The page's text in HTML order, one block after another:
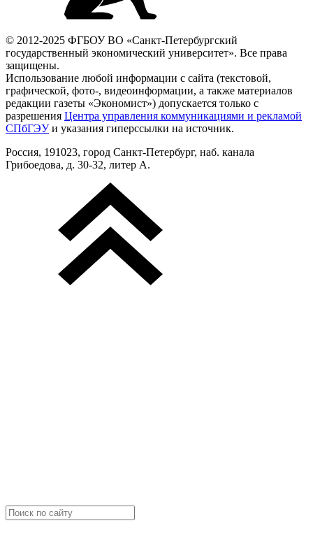
© 2012-2025 ФГБОУ ВО «Санкт-Петербургский
государственный экономический университет». Все права
защищены.
Использование любой информации с сайта (текстовой,
графической, фото-, видеоинформации, а также материалов
редакции газеты «Экономист») допускается только с
разрешения Центра управления коммуникациями и рекламой
СПбГЭУи указания гиперссылки на источник.
Россия, 191023, город Санкт-Петербург, наб. канала
Грибоедова, д. 30-32, литер А.